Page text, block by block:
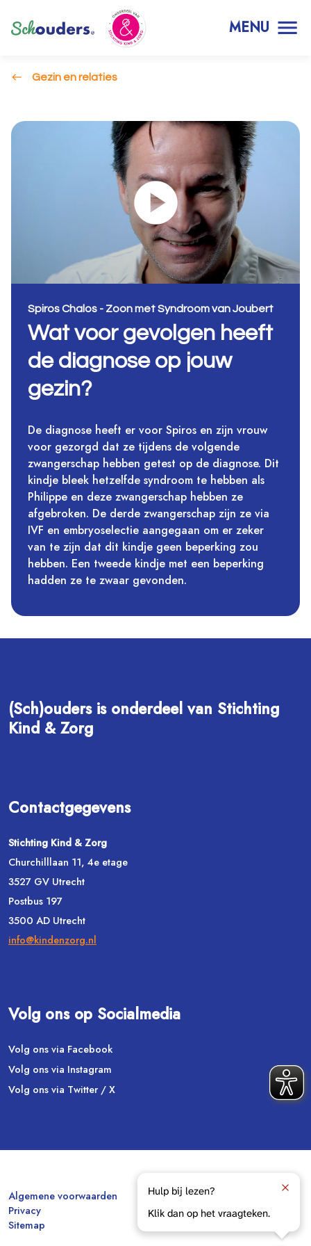
MENU
Gezin en relaties
Spiros Chalos - Zoon met Syndroom van Joubert
Wat voor gevolgen heeft
de diagnose op jouw
gezin?
De diagnose heeft er voor Spiros en zijn vrouw
voor gezorgd dat ze tijdens de volgende
zwangerschap hebben getest op de diagnose. Dit
kindje bleek hetzelfde syndroom te hebben als
Philippe en deze zwangerschap hebben ze
afgebroken. De derde zwangerschap zijn ze via
IVF en embryoselectie aangegaan om er zeker
van te zijn dat dit kindje geen beperking zou
hebben. Een tweede kindje met een beperking
hadden ze te zwaar gevonden.
(Sch)ouders is onderdeel van Stichting
Kind & Zorg
Contactgegevens
Stichting Kind & Zorg
Churchilllaan 11, 4e etage
3527 GV Utrecht
Postbus 197
3500 AD Utrecht
info@kindenzorg.nl
Volg ons op Socialmedia
Volg ons via Facebook
Volg ons via Instagram
Volg ons via Twitter / X
Algemene voorwaarden
Privacy
Sitemap
Hulp bij lezen?
Klik dan op het vraagteken.